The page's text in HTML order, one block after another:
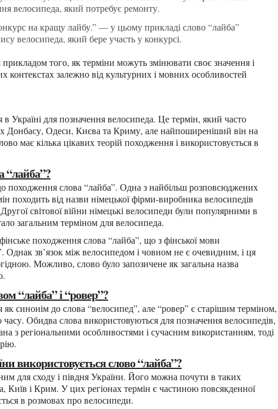
велосипеда, який потребує ремонту.
велосипеда, який бере участь у конкурсі.
контекстах залежно від культурних і мовних особливостей
Донбасу, Одеси, Києва та Криму, але найпоширеніший він на
має кілька цікавих теорій походження і використовується в
“лайба”?
походить від назви німецької фірми-виробника велосипедів
світової війни німецькі велосипеди були популярними в
загальним терміном для велосипеда.
Однак зв’язок між велосипедом і човном не є очевидним, і ця
Можливо, слово було запозичене як загальна назва
“лайба” і “ровер”?
Обидва слова використовуються для позначення велосипедів,
з регіональними особливостями і сучасним використанням, тоді
використовується слово “лайба”?
Київ і Крим. У цих регіонах термін є частиною повсякденної
в розмовах про велосипеди.